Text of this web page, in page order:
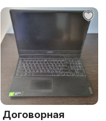
Договорная